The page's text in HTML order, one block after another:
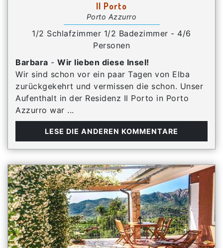
Il Porto
Porto Azzurro
1/2 Schlafzimmer 1/2 Badezimmer - 4/6
Personen
Barbara - Wir lieben diese Insel!
Wir sind schon vor ein paar Tagen von Elba
zurückgekehrt und vermissen die schon. Unser
Aufenthalt in der Residenz Il Porto in Porto
Azzurro war ...
LESE DIE ANDEREN KOMMENTARE